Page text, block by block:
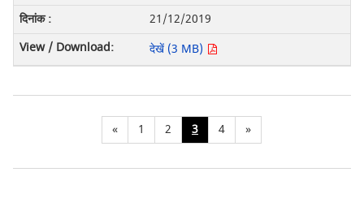
21/12/2019
देखें (3 MB)
« 1 2 3 4 »